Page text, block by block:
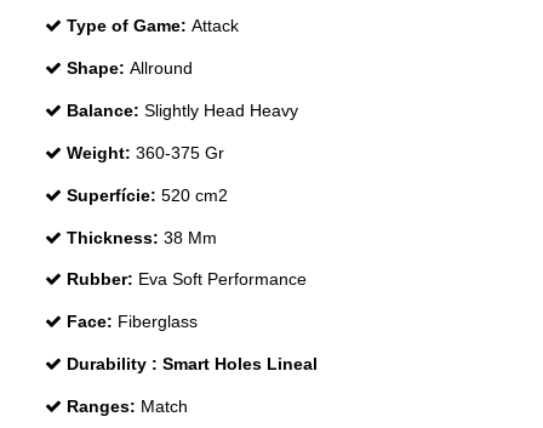
Type of Game: Attack
Shape: Allround
Balance: Slightly Head Heavy
Weight: 360-375 Gr
Superfície: 520 cm2
Thickness: 38 Mm
Rubber: Eva Soft Performance
Face: Fiberglass
Durability : Smart Holes Lineal
Ranges: Match